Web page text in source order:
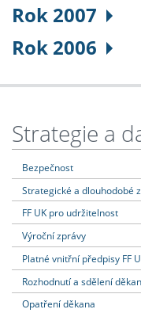
Rok 2007
Rok 2006
Strategie a
Bezpečnost
Strategické a dlouhodobé
FF UK pro udržitelnost
Výroční zprávy
Platné vnitřní předpisy FF
Rozhodnutí a sdělení
Opatření děkana